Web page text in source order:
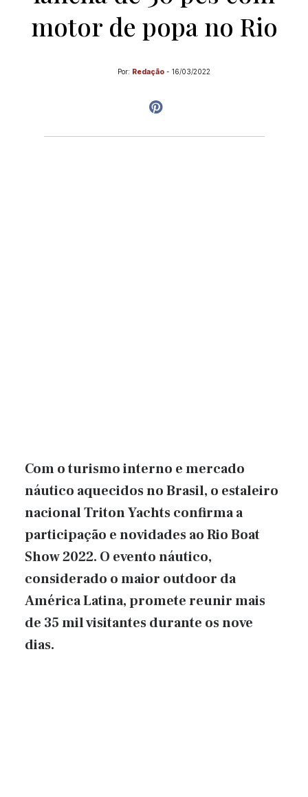
motor de popa no Rio
Por: Redação - 16/03/2022
Com o turismo interno e mercado
náutico aquecidos no Brasil, o estaleiro
nacional Triton Yachts confirma a
participação e novidades ao Rio Boat
Show 2022. O evento náutico,
considerado o maior outdoor da
América Latina, promete reunir mais
de 35 mil visitantes durante os nove
dias.